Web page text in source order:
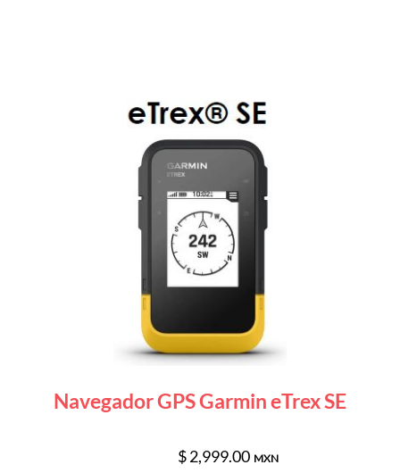
Navegador GPS Garmin eTrex SE
$ 2,999.00 MXN